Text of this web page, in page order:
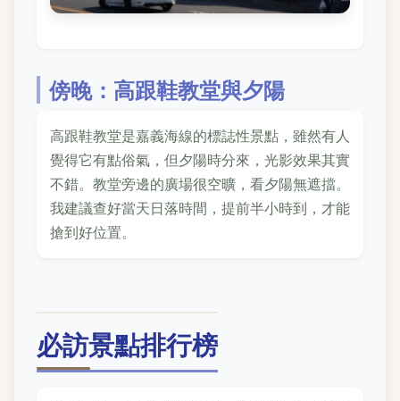
傍晚：高跟鞋教堂與夕陽
高跟鞋教堂是嘉義海線的標誌性景點，雖然有人
覺得它有點俗氣，但夕陽時分來，光影效果其實
不錯。教堂旁邊的廣場很空曠，看夕陽無遮擋。
我建議查好當天日落時間，提前半小時到，才能
搶到好位置。
必訪景點排行榜